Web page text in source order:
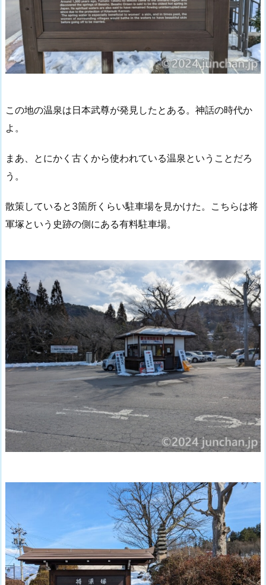
この地の温泉は日本武尊が発見したとある。神話の時代か
よ。
まあ、とにかく古くから使われている温泉ということだろ
う。
散策していると3箇所くらい駐車場を見かけた。こちらは将
軍塚という史跡の側にある有料駐車場。